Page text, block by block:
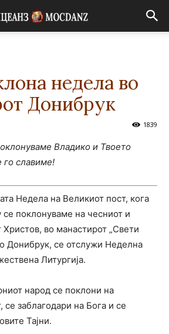
недела во
Донибрук
1839
Владико и Твоето
го славиме!
Недела на Великиот пост, кога
се поклонуваме на чесниот и
во манастирот „Свети
Донибрук, се отслужи Неделна
Литургија.
народ се поклони на
се заблагодари на Бога и се
Тајни.